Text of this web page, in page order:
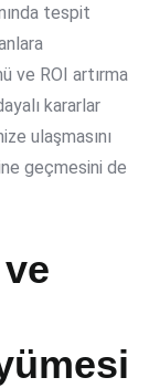
tespit
ve ROI artırma
kararlar
ulaşmasını
geçmesini de